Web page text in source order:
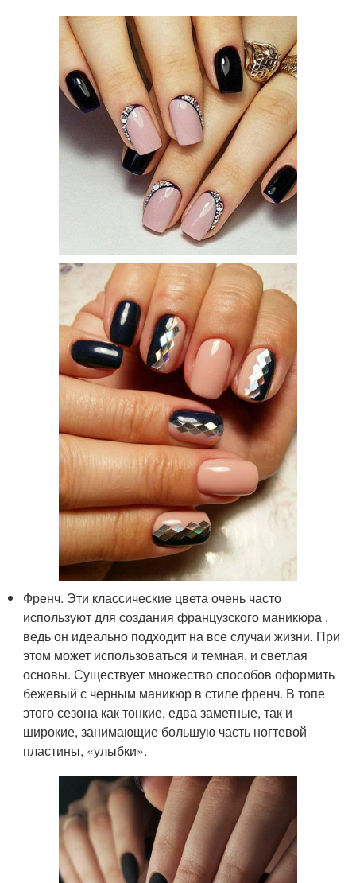
Френч. Эти классические цвета очень часто
используют для создания французского маникюра ,
ведь он идеально подходит на все случаи жизни. При
этом может использоваться и темная, и светлая
основы. Существует множество способов оформить
бежевый с черным маникюр в стиле френч. В топе
этого сезона как тонкие, едва заметные, так и
широкие, занимающие большую часть ногтевой
пластины, «улыбки».